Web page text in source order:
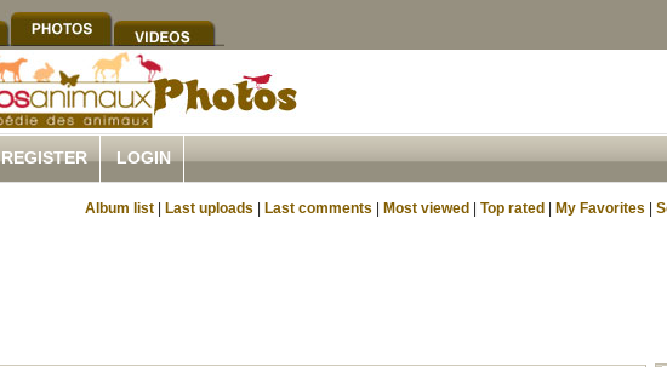
REGISTER LOGIN
Album list Last uploads Last comments Most viewed Top rated My Favorites